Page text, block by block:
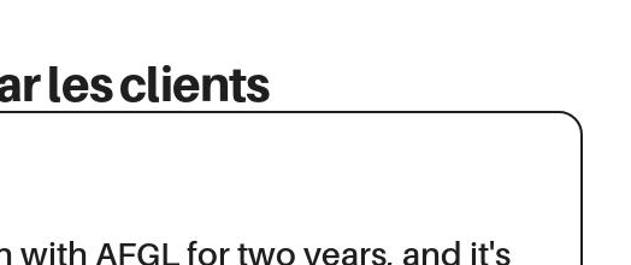
les clients
with AFGL for two years, and it's
working for A Few Good Lads
experience with A Few Good
for A Few Good Lads for
working for A few Good Lads